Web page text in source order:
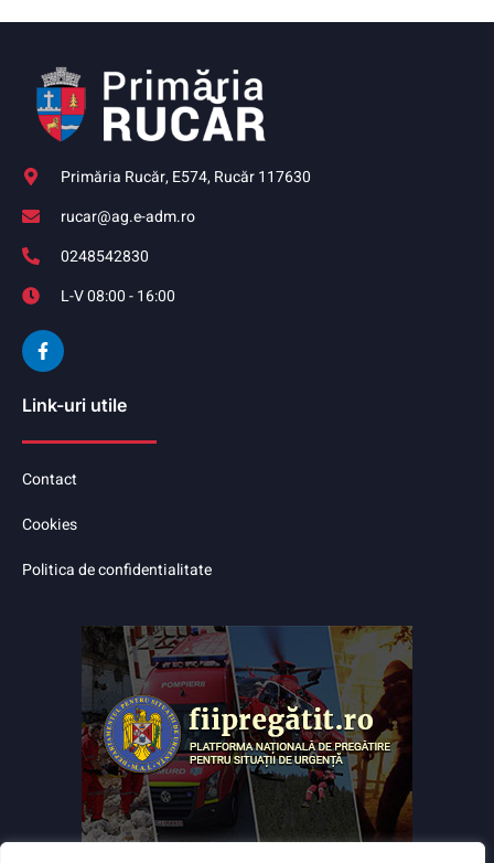
Primăria Rucăr, E574, Rucăr 117630
rucar@ag.e-adm.ro
0248542830
L-V 08:00 - 16:00
Link-uri utile
Contact
Cookies
Politica de confidentialitate